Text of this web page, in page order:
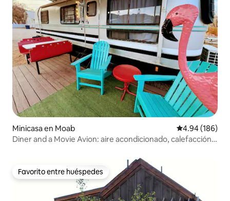
Minicasa en Moab Calificación
4.94 (186)
Diner and a Movie Avion: aire acondicionado, calefacción,
Favorito entre huéspedes
Favorito entre huéspedes